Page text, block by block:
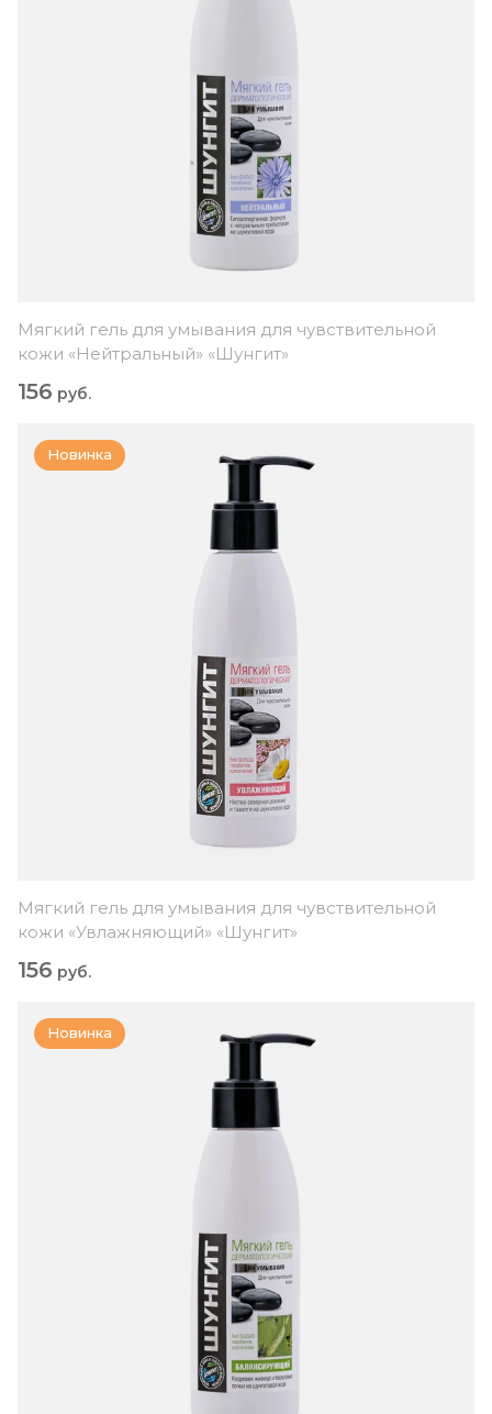
Мягкий гель для умывания для чувствительной
кожи «Нейтральный» «Шунгит»
156 руб.
Новинка
Мягкий гель для умывания для чувствительной
кожи «Увлажняющий» «Шунгит»
156 руб.
Новинка